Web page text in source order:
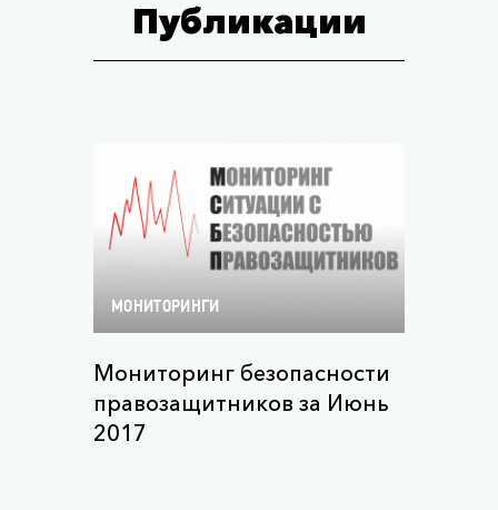
Публикации
МОНИТОРИНГИ
Мониторинг безопасности
правозащитников за Июнь
2017